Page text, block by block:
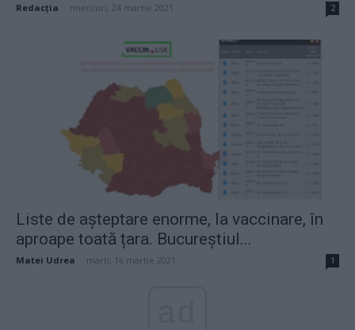
Redacţia miercuri, 24 martie 2021 2
Liste de așteptare enorme, la vaccinare, în
aproape toată țara. Bucureștiul...
Matei Udrea marți, 16 martie 2021 1